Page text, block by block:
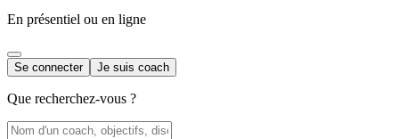
En présentiel ou en ligne
Se connecter Je suis coach
Que recherchez-vous ?